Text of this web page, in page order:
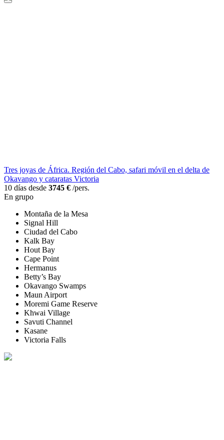
Tres joyas de África. Región del Cabo, safari móvil en el delta de
Okavango y cataratas Victoria
10 días desde 3745 € /pers.
En grupo
Montaña de la Mesa
Signal Hill
Ciudad del Cabo
Kalk Bay
Hout Bay
Cape Point
Hermanus
Betty’s Bay
Okavango Swamps
Maun Airport
Moremi Game Reserve
Khwai Village
Savuti Channel
Kasane
Victoria Falls